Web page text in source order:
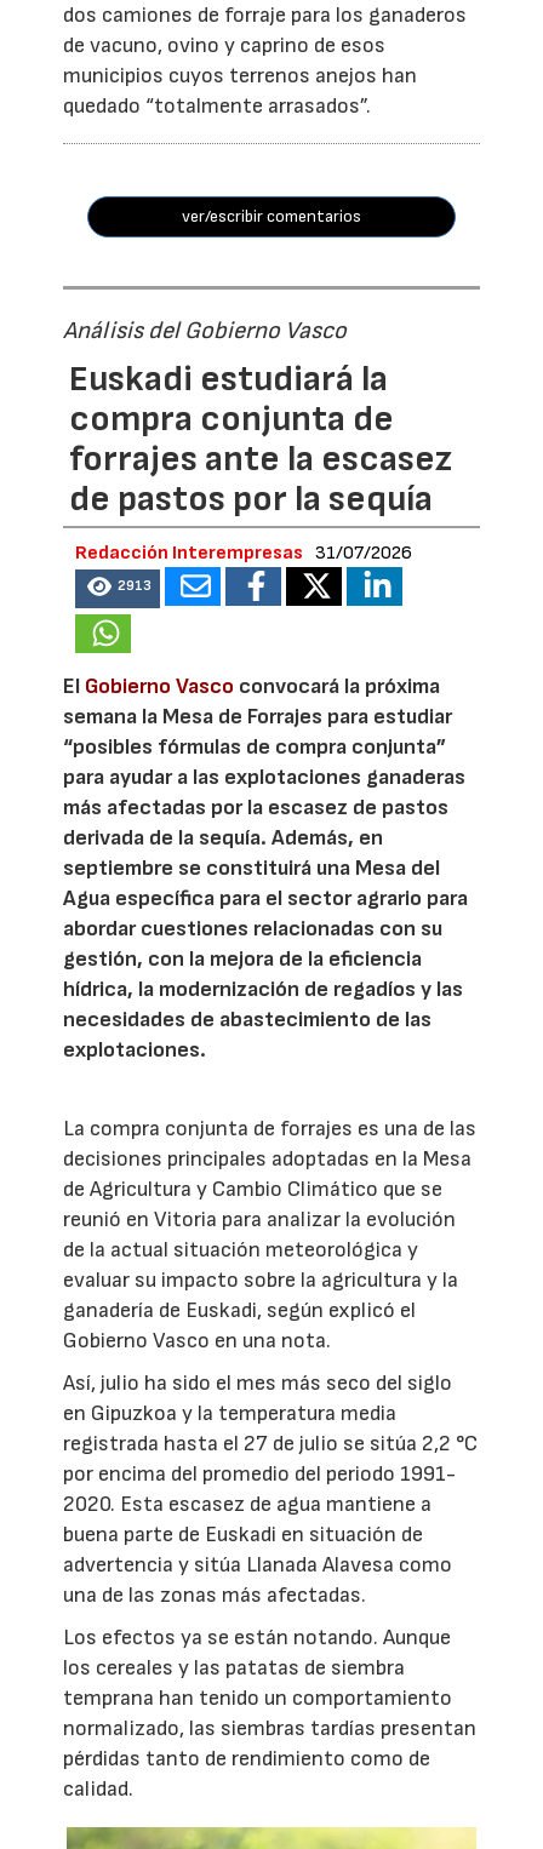
dos camiones de forraje para los ganaderos
de vacuno, ovino y caprino de esos
municipios cuyos terrenos anejos han
quedado “totalmente arrasados”.
ver/escribir comentarios
Análisis del Gobierno Vasco
Euskadi estudiará la
compra conjunta de
forrajes ante la escasez
de pastos por la sequía
Redacción Interempresas 31/07/2026
2913
El Gobierno Vasco convocará la próxima
semana la Mesa de Forrajes para estudiar
“posibles fórmulas de compra conjunta”
para ayudar a las explotaciones ganaderas
más afectadas por la escasez de pastos
derivada de la sequía. Además, en
septiembre se constituirá una Mesa del
Agua específica para el sector agrario para
abordar cuestiones relacionadas con su
gestión, con la mejora de la eficiencia
hídrica, la modernización de regadíos y las
necesidades de abastecimiento de las
explotaciones.
La compra conjunta de forrajes es una de las
decisiones principales adoptadas en la Mesa
de Agricultura y Cambio Climático que se
reunió en Vitoria para analizar la evolución
de la actual situación meteorológica y
evaluar su impacto sobre la agricultura y la
ganadería de Euskadi, según explicó el
Gobierno Vasco en una nota.
Así, julio ha sido el mes más seco del siglo
en Gipuzkoa y la temperatura media
registrada hasta el 27 de julio se sitúa 2,2 °C
por encima del promedio del periodo 1991-
2020. Esta escasez de agua mantiene a
buena parte de Euskadi en situación de
advertencia y sitúa Llanada Alavesa como
una de las zonas más afectadas.
Los efectos ya se están notando. Aunque
los cereales y las patatas de siembra
temprana han tenido un comportamiento
normalizado, las siembras tardías presentan
pérdidas tanto de rendimiento como de
calidad.